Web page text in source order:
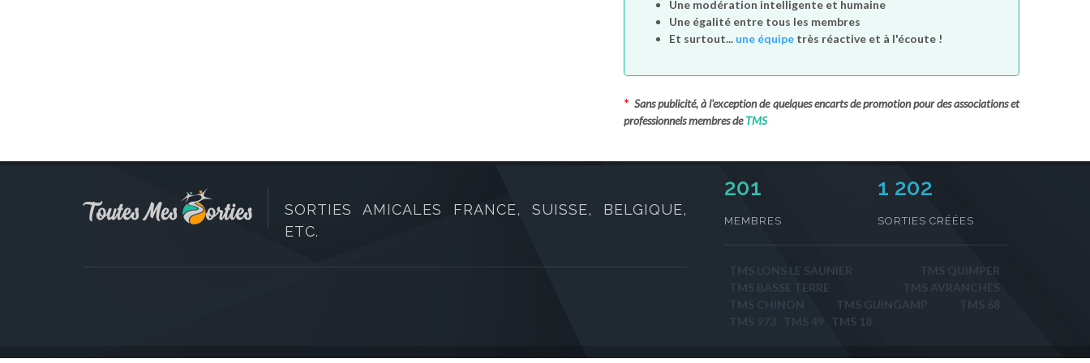
Une modération intelligente et humaine
Une égalité entre tous les membres
Et surtout... une équipe très réactive et à l'écoute !
* Sans publicité, à l'exception de quelques encarts de promotion pour des associations et
professionnels membres deTMS
SORTIES AMICALES FRANCE, SUISSE, BELGIQUE,
ETC.
231
MEMBRES
1 202
SORTIES CRÉÉES
TMS LONS LE SAUNIER
TMS QUIMPER
TMS BASSE TERRE
TMS AVRANCHES
TMS CHINON
TMS GUINGAMP
TMS 68
TMS 973
TMS 49 TMS 18